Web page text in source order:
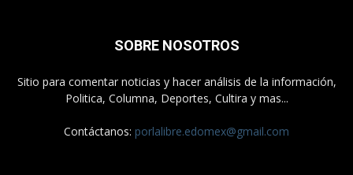
SOBRE NOSOTROS
Sitio para comentar noticias y hacer análisis de la información,
Politica, Columna, Deportes, Cultira y mas...
Contáctanos: porlalibre.edomex@gmail.com